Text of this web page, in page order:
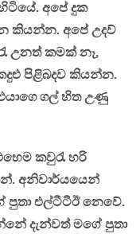
අපේ දුක
කියන්න. අපේ උදව්
උනත් කමක් නෑ,
පිළිබදව කියන්න.
ගල් හිත උණු
කවුරැ හරි
අනිවාර්යයෙන්
පුතා එල්ටීටීඊ නෙවේ.
දැන්වත් මගේ පුතා